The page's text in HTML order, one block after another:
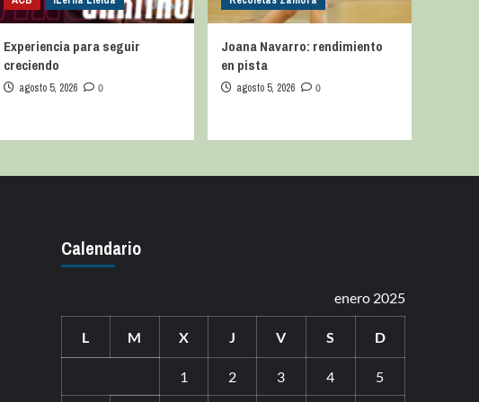
Experiencia para seguir
creciendo
agosto 5, 2026 0
Joana Navarro: rendimiento
en pista
agosto 5, 2026 0
Calendario
enero 2025
L M X J V S D
1 2 3 4 5